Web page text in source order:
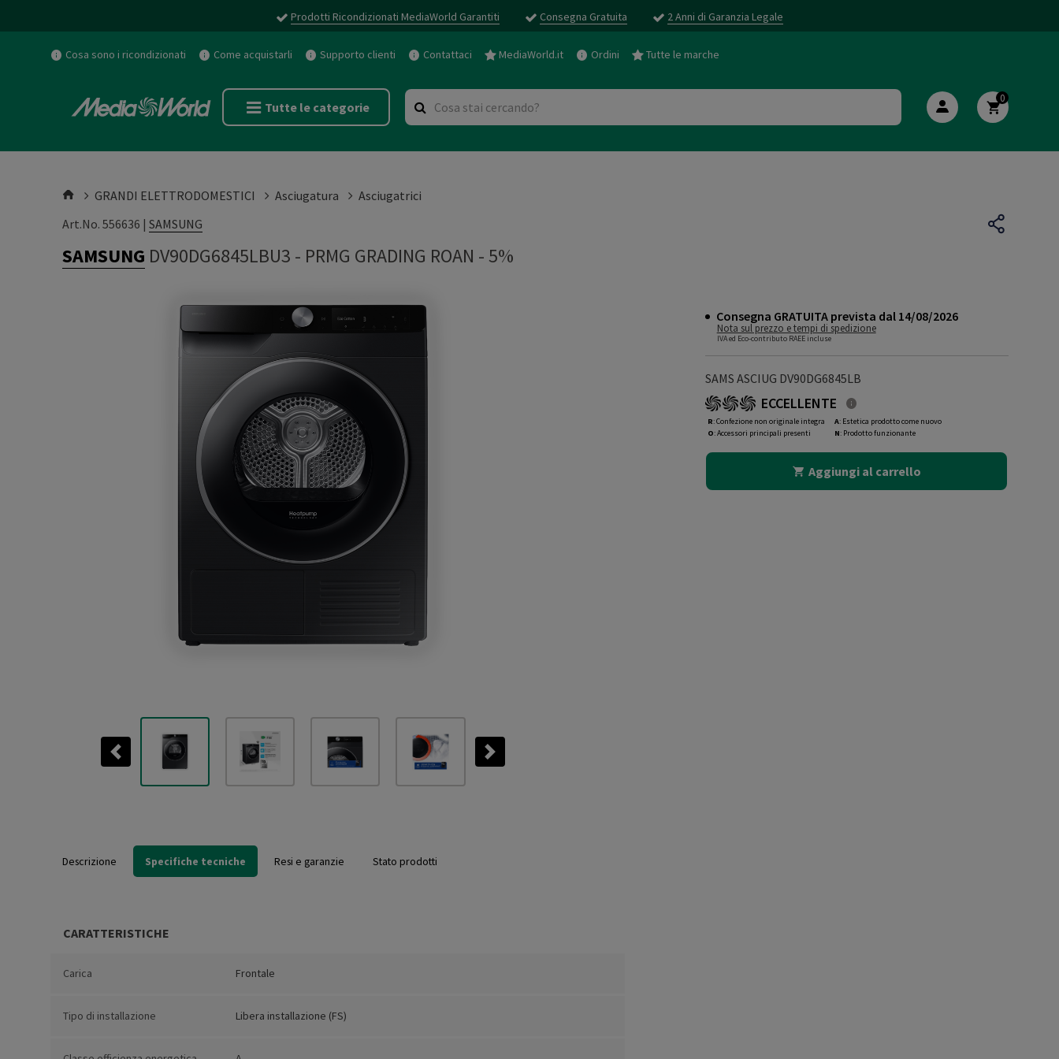
Prodotti Ricondizionati MediaWorld Garantiti Consegna Gratuita 2 Anni di Garanzia Legale
Cosa sono i ricondizionati Come acquistarli Supporto clienti Contattaci MediaWorld.it Ordini Tutte le marche
Tutte le categorie
0
GRANDI ELETTRODOMESTICI Asciugatura
Asciugatrici
Art.No. 556636 | SAMSUNG
SAMSUNG DV90DG6845LBU3 - PRMG GRADING ROAN - 5%
Previous Next
Consegna GRATUITA prevista dal 14/08/2026
Nota sul prezzo e tempi di spedizione
IVA ed Eco-contributo RAEE incluse
SAMS ASCIUG DV90DG6845LB
ECCELLENTE
R: Confezione non originale integra
O: Accessori principali presenti
A: Estetica prodotto come nuovo
N: Prodotto funzionante
Aggiungi al carrello
Descrizione Specifiche tecniche Resi e garanzie Stato prodotti
CARATTERISTICHE
Carica Frontale
Tipo di installazione Libera installazione (FS)